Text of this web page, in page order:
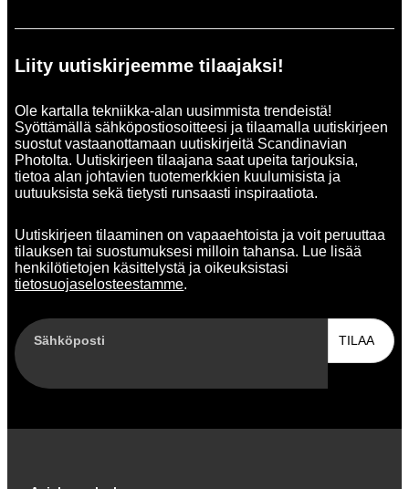
Liity uutiskirjeemme tilaajaksi!
Ole kartalla tekniikka-alan uusimmista trendeistä!
Syöttämällä sähköpostiosoitteesi ja tilaamalla uutiskirjeen
suostut vastaanottamaan uutiskirjeitä Scandinavian
Photolta. Uutiskirjeen tilaajana saat upeita tarjouksia,
tietoa alan johtavien tuotemerkkien kuulumisista ja
uutuuksista sekä tietysti runsaasti inspiraatiota.
Uutiskirjeen tilaaminen on vapaaehtoista ja voit peruuttaa
tilauksen tai suostumuksesi milloin tahansa. Lue lisää
henkilötietojen käsittelystä ja oikeuksistasi
tietosuojaselosteestamme.
Sähköposti TILAA